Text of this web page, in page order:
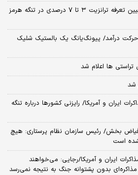
رویترز: ایران و عمان برای تعیین تعرفه ترانزیت ۳ تا ۷ درصدی در تنگه هرمز
درآمد/ پیونگ‌یانگ یک بالستیک شلیک
تراستی ها اعلام شد
شد
ایران و آمریکا/ رایزنی کشورها درباره تنگه
فیاض بخش/ رئیس سازمان نظام پرستاری: هیچ
است
ایران و آمریکا/رجایی: می‌خواهند
بدون پشتوانه جنگ به نتیجه نمی‌رسد